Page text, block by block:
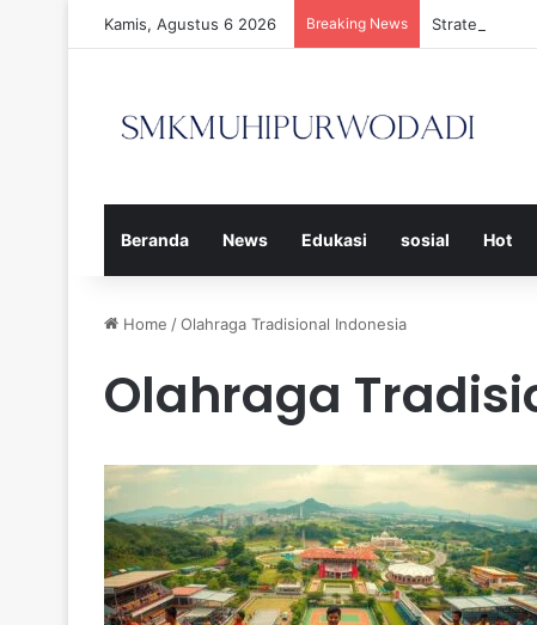
Kamis, Agustus 6 2026 Breaking News Strategi
Beranda News Edukasi sosial Hot
Home /Olahraga Tradisional Indonesia
Olahraga